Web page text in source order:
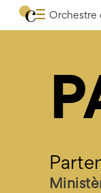
Orchestre